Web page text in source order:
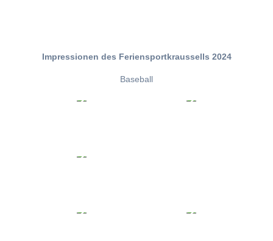
Impressionen des Feriensportkraussells 2024
Baseball